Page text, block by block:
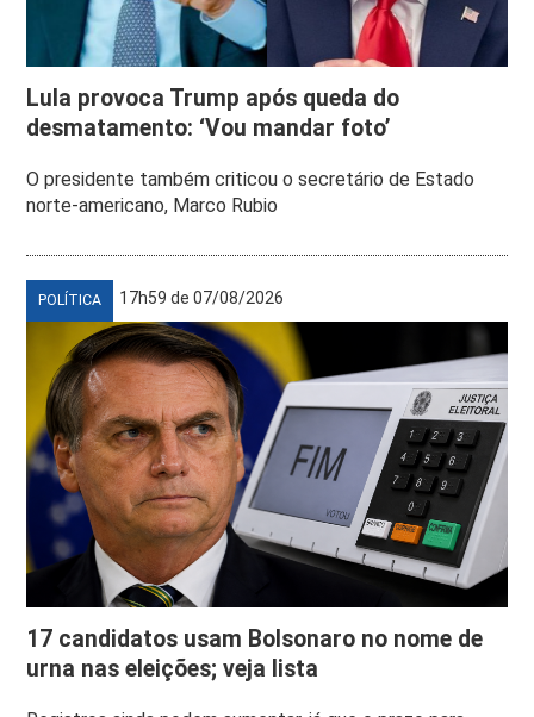
Lula provoca Trump após queda do
desmatamento: ‘Vou mandar foto’
O presidente também criticou o secretário de Estado
norte-americano, Marco Rubio
POLÍTICA 17h59 de 07/08/2026
17 candidatos usam Bolsonaro no nome de
urna nas eleições; veja lista